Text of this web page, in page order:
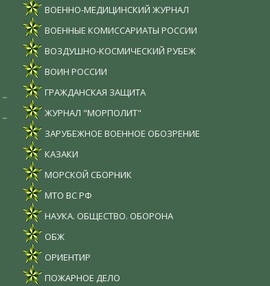
ВОЕННО-МЕДИЦИНСКИЙ ЖУРНАЛ
ВОЕННЫЕ КОМИССАРИАТЫ РОССИИ
ВОЗДУШНО-КОСМИЧЕСКИЙ РУБЕЖ
ВОИН РОССИИ
ГРАЖДАНСКАЯ ЗАЩИТА
ЖУРНАЛ "МОРПОЛИТ"
ЗАРУБЕЖНОЕ ВОЕННОЕ ОБОЗРЕНИЕ
КАЗАКИ
МОРСКОЙ СБОРНИК
МТО ВС РФ
НАУКА. ОБЩЕСТВО. ОБОРОНА
ОБЖ
ОРИЕНТИР
ПОЖАРНОЕ ДЕЛО